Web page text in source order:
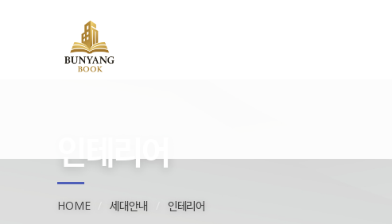
인테리어
HOME 세대안내 인테리어